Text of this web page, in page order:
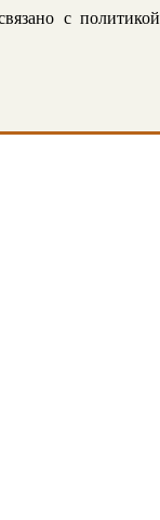
с политикой